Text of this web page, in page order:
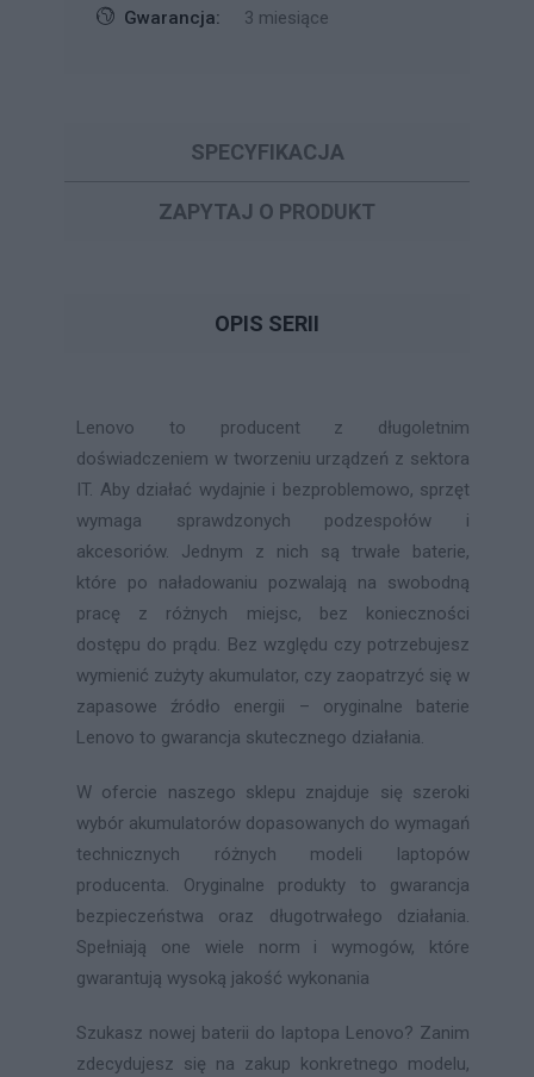
Gwarancja:
3 miesiące
SPECYFIKACJA
ZAPYTAJ O PRODUKT
OPIS SERII
Lenovo to producent z długoletnim
doświadczeniem w tworzeniu urządzeń z sektora
IT. Aby działać wydajnie i bezproblemowo, sprzęt
wymaga sprawdzonych podzespołów i
akcesoriów. Jednym z nich są trwałe baterie,
które po naładowaniu pozwalają na swobodną
pracę z różnych miejsc, bez konieczności
dostępu do prądu. Bez względu czy potrzebujesz
wymienić zużyty akumulator, czy zaopatrzyć się w
zapasowe źródło energii – oryginalne baterie
Lenovo to gwarancja skutecznego działania.
W ofercie naszego sklepu znajduje się szeroki
wybór akumulatorów dopasowanych do wymagań
technicznych różnych modeli laptopów
producenta. Oryginalne produkty to gwarancja
bezpieczeństwa oraz długotrwałego działania.
Spełniają one wiele norm i wymogów, które
gwarantują wysoką jakość wykonania
Szukasz nowej baterii do laptopa Lenovo? Zanim
zdecydujesz się na zakup konkretnego modelu,